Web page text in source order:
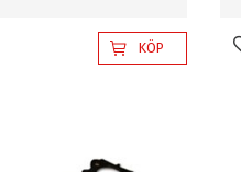
i favoriter KÖP